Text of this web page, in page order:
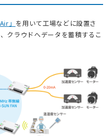
」 を用いて工場などに設置さ
クラウドへデータを蓄積するこ